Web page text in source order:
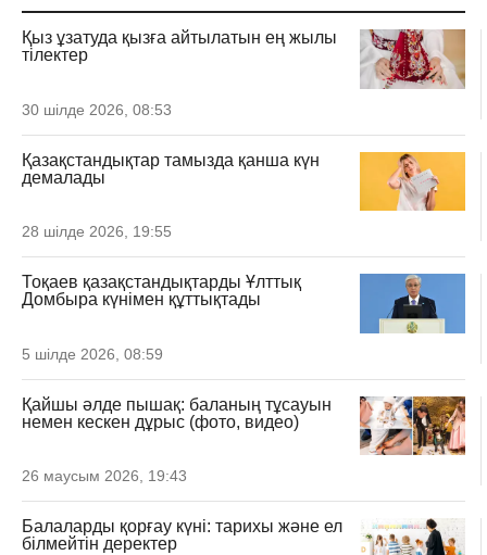
Қыз ұзатуда қызға айтылатын ең жылы
тілектер
30 шілде 2026, 08:53
Қазақстандықтар тамызда қанша күн
демалады
28 шілде 2026, 19:55
Тоқаев қазақстандықтарды Ұлттық
Домбыра күнімен құттықтады
5 шілде 2026, 08:59
Қайшы әлде пышақ: баланың тұсауын
немен кескен дұрыс (фото, видео)
26 маусым 2026, 19:43
Балаларды қорғау күні: тарихы және ел
білмейтін деректер